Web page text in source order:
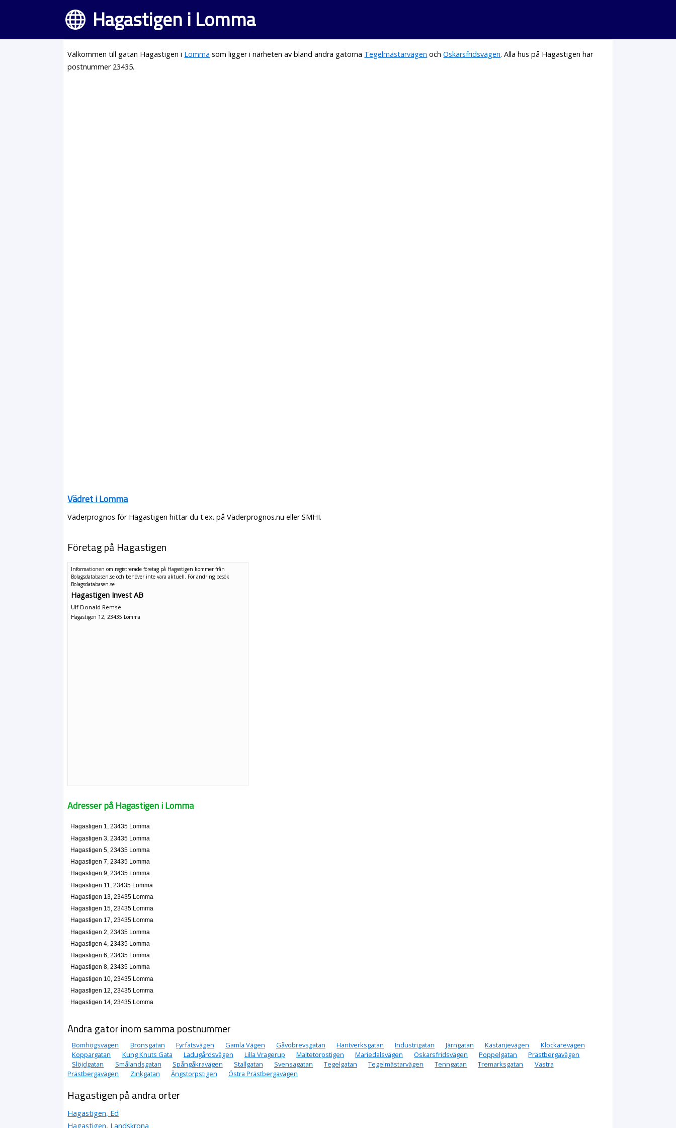
Hagastigen i Lomma
Välkommen till gatan Hagastigen i Lomma som ligger i närheten av bland andra gatorna Tegelmästarvägen ochOskarsfridsvägen. Alla hus på Hagastigen har
postnummer 23435.
Vädret i Lomma
Väderprognos för Hagastigen hittar du t.ex. på Väderprognos.nu eller SMHI.
Företag på Hagastigen
Informationen om registrerade företag på Hagastigen kommer från
Bolagsdatabasen.se och behöver inte vara aktuell. För ändring besök
Bolagsdatabasen.se
Hagastigen Invest AB
Ulf Donald Remse
Hagastigen 12, 23435 Lomma
Adresser på Hagastigen i Lomma
Hagastigen 1, 23435 Lomma
Hagastigen 3, 23435 Lomma
Hagastigen 5, 23435 Lomma
Hagastigen 7, 23435 Lomma
Hagastigen 9, 23435 Lomma
Hagastigen 11, 23435 Lomma
Hagastigen 13, 23435 Lomma
Hagastigen 15, 23435 Lomma
Hagastigen 17, 23435 Lomma
Hagastigen 2, 23435 Lomma
Hagastigen 4, 23435 Lomma
Hagastigen 6, 23435 Lomma
Hagastigen 8, 23435 Lomma
Hagastigen 10, 23435 Lomma
Hagastigen 12, 23435 Lomma
Hagastigen 14, 23435 Lomma
Andra gator inom samma postnummer
Bomhögsvägen Bronsgatan Fyrfatsvägen Gamla Vägen Gåvobrevsgatan Hantverksgatan Industrigatan Järngatan Kastanjevägen
Klockarevägen
Koppargatan
Kung Knuts Gata Ladugårdsvägen Lilla Vragerup Maltetorpstigen Mariedalsvägen Oskarsfridsvägen Poppelgatan
Prästbergavägen
Slöjdgatan
Smålandsgatan Spångåkravägen Stallgatan Svensagatan Tegelgatan Tegelmästarvägen Tenngatan Tremarksgatan
Västra
Prästbergavägen
Zinkgatan Ängstorpstigen Östra Prästbergavägen
Hagastigen på andra orter
Hagastigen, Ed
Hagastigen, Landskrona